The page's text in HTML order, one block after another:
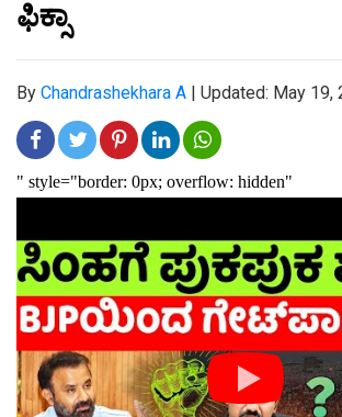
ಫಿಕ್ಸಾ
By Chandrashekhara A | Updated: May 19,